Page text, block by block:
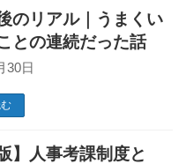
のリアル｜うまくい
との連続だった話
30日
】人事考課制度と